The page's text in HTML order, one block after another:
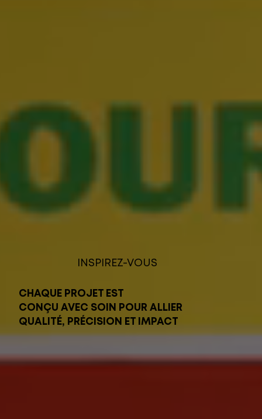
INSPIREZ-VOUS
CHAQUE PROJET EST
CONÇU AVEC SOIN POUR ALLIER
QUALITÉ, PRÉCISION ET IMPACT